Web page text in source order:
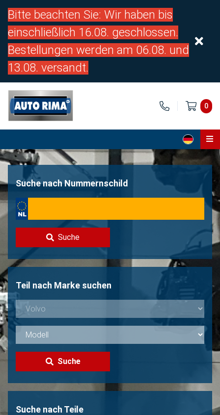
Bitte beachten Sie: Wir haben bis
einschließlich 16.08. geschlossen.
Bestellungen werden am 06.08. und
13.08. versandt.
0
Home
Über uns
Kontakt
Volvo Verkaufen?
Nicht gefunden?
Suche nach Nummernschild
Suche
Teil nach Marke suchen
Suche
Suche nach Teile